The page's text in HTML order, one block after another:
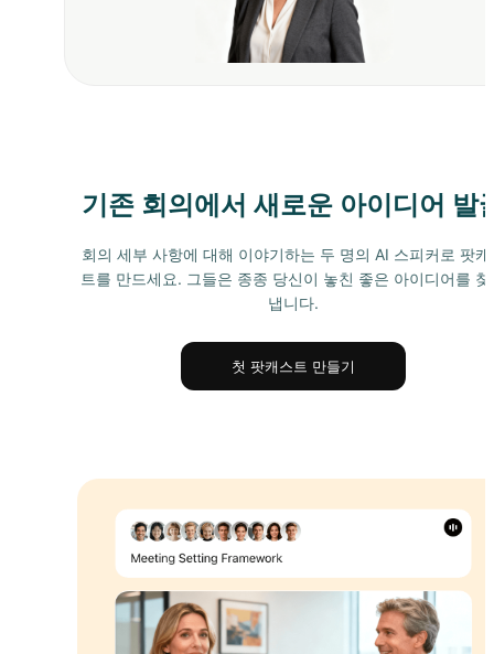
기존 회의에서 새로운 아이디어 발
회의 세부 사항에 대해 이야기하는 두 명의 AI 스피커로 팟캐
트를 만드세요. 그들은 종종 당신이 놓친 좋은 아이디어를 찾
냅니다.
첫 팟캐스트 만들기